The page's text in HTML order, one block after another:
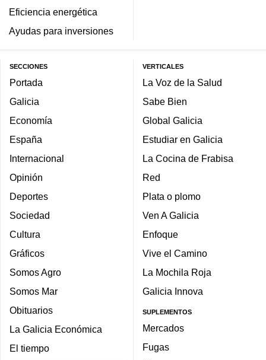
Eficiencia energética
Ayudas para inversiones
SECCIONES
Portada
Galicia
Economía
España
Internacional
Opinión
Deportes
Sociedad
Cultura
Gráficos
Somos Agro
Somos Mar
Obituarios
La Galicia Económica
El tiempo
VERTICALES
La Voz de la Salud
Sabe Bien
Global Galicia
Estudiar en Galicia
La Cocina de Frabisa
Red
Plata o plomo
Ven A Galicia
Enfoque
Vive el Camino
La Mochila Roja
Galicia Innova
SUPLEMENTOS
Mercados
Fugas